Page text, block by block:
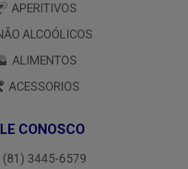
APERITIVOS
ALCOÓLICOS
ALIMENTOS
ACESSORIOS
CONOSCO
(81) 3445-6579